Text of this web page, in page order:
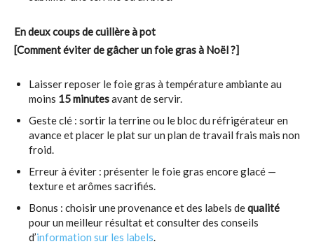
En deux coups de cuillère à pot
[Comment éviter de gâcher un foie gras à Noël ?]
Laisser reposer le foie gras à température ambiante au
moins 15 minutesavant de servir.
Geste clé : sortir la terrine ou le bloc du réfrigérateur en
avance et placer le plat sur un plan de travail frais mais non
froid.
Erreur à éviter : présenter le foie gras encore glacé —
texture et arômes sacrifiés.
Bonus : choisir une provenance et des labels dequalité
pour un meilleur résultat et consulter des conseils
d’information sur les labels.